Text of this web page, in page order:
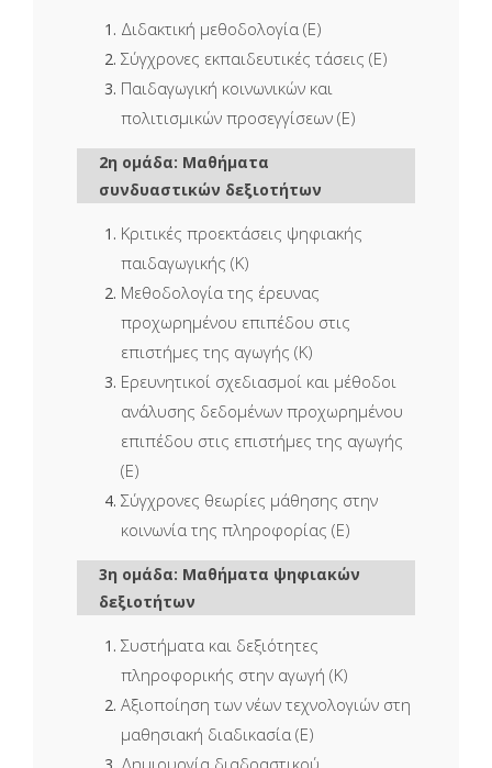
Διδακτική μεθοδολογία (Ε)
Σύγχρονες εκπαιδευτικές τάσεις (Ε)
Παιδαγωγική κοινωνικών και
πολιτισμικών προσεγγίσεων (Ε)
2η ομάδα: Μαθήματα
συνδυαστικών δεξιοτήτων
Κριτικές προεκτάσεις ψηφιακής
παιδαγωγικής (Κ)
Μεθοδολογία της έρευνας
προχωρημένου επιπέδου στις
επιστήμες της αγωγής (Κ)
Ερευνητικοί σχεδιασμοί και μέθοδοι
ανάλυσης δεδομένων προχωρημένου
επιπέδου στις επιστήμες της αγωγής
(Ε)
Σύγχρονες θεωρίες μάθησης στην
κοινωνία της πληροφορίας (Ε)
3η ομάδα: Μαθήματα ψηφιακών
δεξιοτήτων
Συστήματα και δεξιότητες
πληροφορικής στην αγωγή (Κ)
Αξιοποίηση των νέων τεχνολογιών στη
μαθησιακή διαδικασία (Ε)